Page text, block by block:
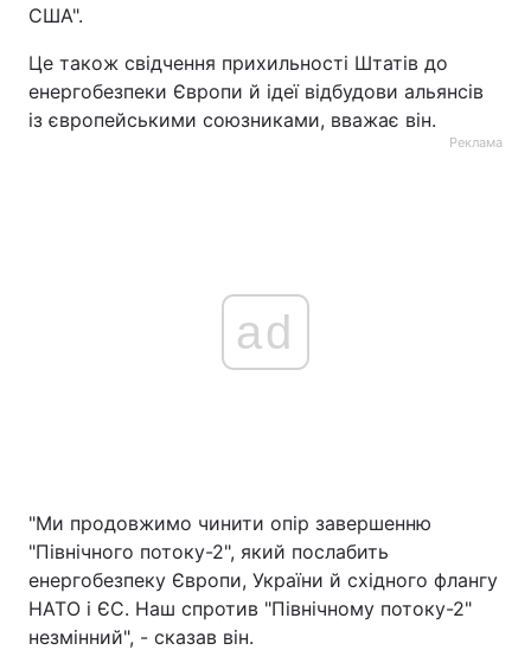
США".
Це також свідчення прихильності Штатів до
енергобезпеки Європи й ідеї відбудови альянсів
із європейськими союзниками, вважає він.
Реклама
ad
"Ми продовжимо чинити опір завершенню
"Північного потоку-2", який послабить
енергобезпеку Європи, України й східного флангу
НАТО і ЄС. Наш спротив "Північному потоку-2"
незмінний", - сказав він.